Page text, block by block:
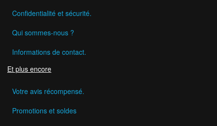
Confidentialité et sécurité.
Qui sommes-nous ?
Informations de contact.
Et plus encore
Votre avis récompensé.
Promotions et soldes